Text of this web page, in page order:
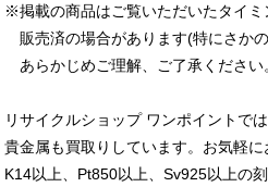
※掲載の商品はご覧いただいたタイミ
販売済の場合があります(特にさかの
あらかじめご理解、ご了承ください
リサイクルショップ ワンポイントでは
貴金属も買取りしています。お気軽に
K14以上、Pt850以上、Sv925以上の